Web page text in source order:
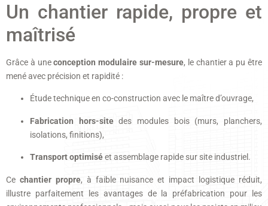
Un chantier rapide, propre et
maîtrisé
Grâce à uneconception modulaire sur-mesure, le chantier a pu être
mené avec précision et rapidité :
Étude technique en co-construction avec le maître d’ouvrage,
Fabrication hors-sitedes modules bois (murs, planchers,
isolations, finitions),
Transport optimiséet assemblage rapide sur site industriel.
Ce chantier propre, à faible nuisance et impact logistique réduit,
illustre parfaitement les avantages de la préfabrication pour les